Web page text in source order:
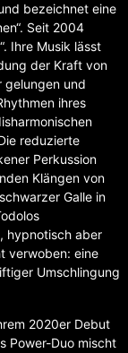
bezeichnet eine
Seit 2004
Ihre Musik lässt
der Kraft von
gelungen und
ihres
reduzierte
Perkussion
Klängen von
Galle in
hypnotisch aber
verwoben: eine
Umschlingung
2020er Debut
Power-Duo mischt